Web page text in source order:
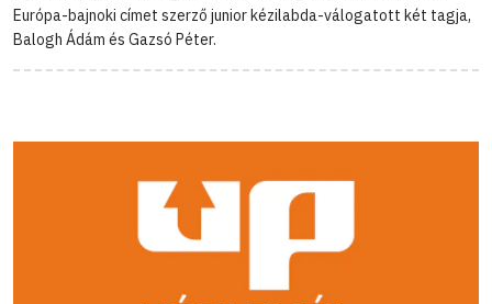
Európa-bajnoki címet szerző junior kézilabda-válogatott két tagja,
Balogh Ádám és Gazsó Péter.